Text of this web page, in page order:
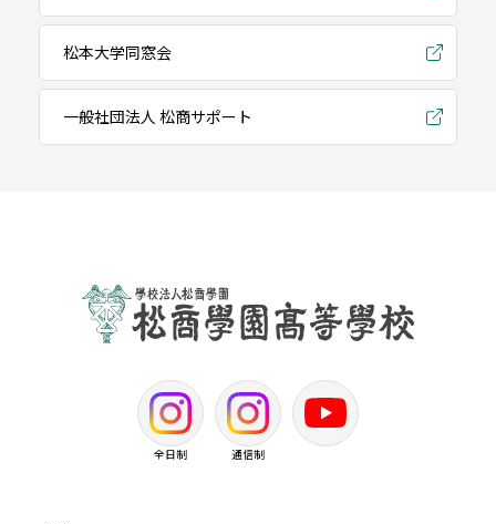
松本大学同窓会
一般社団法人 松商サポート
全日制 通信制